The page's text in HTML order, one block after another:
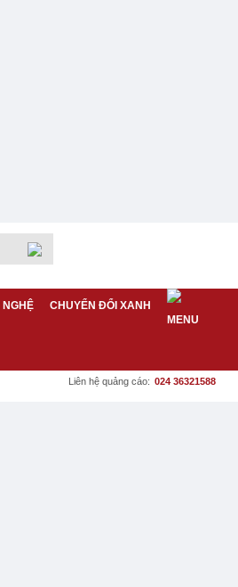
NGHỆ CHUYỂN ĐỔI XANH
Liên hệ quảng cáo: 024 36321588